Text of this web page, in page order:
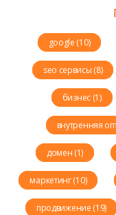
google (10)
seo сервисы (8)
бизнес (1)
внутренняя
домен (1)
маркетинг (10)
продвижение (19)